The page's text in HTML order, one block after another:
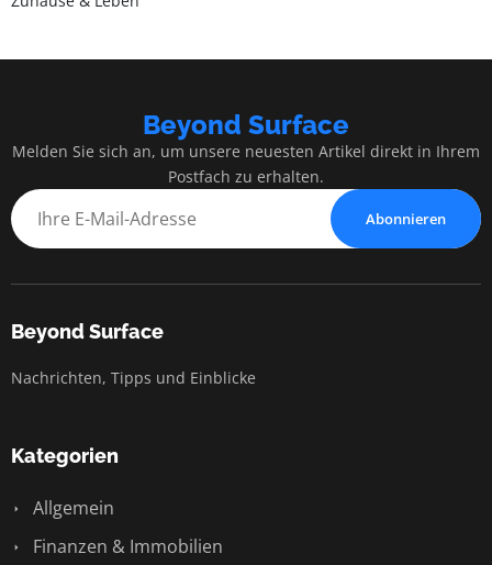
Beyond Surface
Melden Sie sich an, um unsere neuesten Artikel direkt in Ihrem
Postfach zu erhalten.
Abonnieren
Beyond Surface
Nachrichten, Tipps und Einblicke
Kategorien
Allgemein
Finanzen & Immobilien